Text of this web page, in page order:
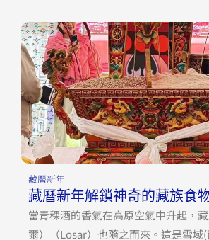
藏曆新年
藏曆新年解鎖神奇的藏族食
當青稞酒的香氣在高原空氣中升起，
爾）（Losar）也隨之而來。這是雪域